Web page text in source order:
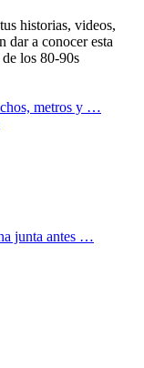
historias, videos,
dar a conocer esta
los 80-90s
metros y …
junta antes …